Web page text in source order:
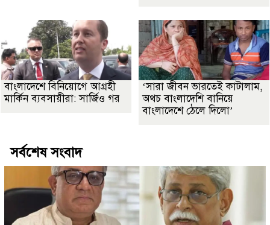
বাংলাদেশে বিনিয়োগে আগ্রহী
মার্কিন ব্যবসায়ীরা: সার্জিও গর
‘সারা জীবন ভারতেই কাটালাম,
অথচ বাংলাদেশি বানিয়ে
বাংলাদেশে ঠেলে দিলো’
সর্বশেষ সংবাদ